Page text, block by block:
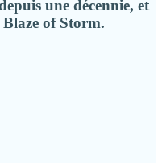
une décennie, et
of Storm.